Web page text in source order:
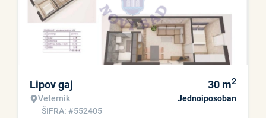
Lipov gaj
Veternik
ŠIFRA: #552405
30 m2
Jednoiposoban